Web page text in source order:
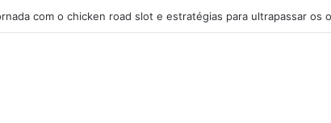
Audaz estrategia en chicken road casino para desafiar el